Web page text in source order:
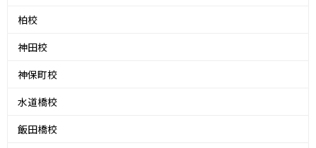
柏校
神田校
神保町校
水道橋校
飯田橋校